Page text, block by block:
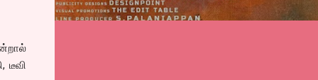
டீவி